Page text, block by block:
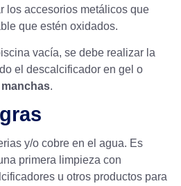
los accesorios metálicos que
que estén oxidados.
vacía, se debe realizar la
el descalcificador en gel o
.
y/o cobre en el agua. Es
primera limpieza con
u otros productos para